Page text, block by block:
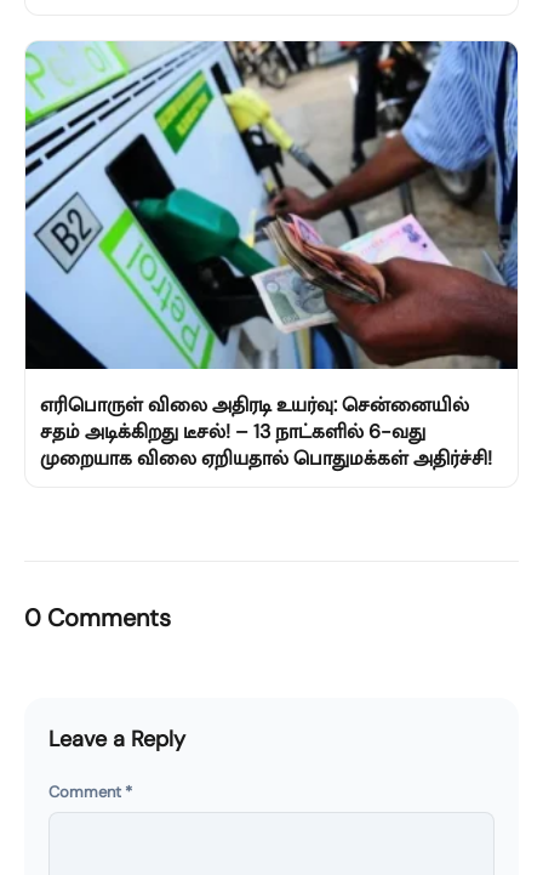
எரிபொருள் விலை அதிரடி உயர்வு: சென்னையில்
சதம் அடிக்கிறது டீசல்! – 13 நாட்களில் 6-வது
முறையாக விலை ஏறியதால் பொதுமக்கள் அதிர்ச்சி!
0 Comments
Leave a Reply
Comment *